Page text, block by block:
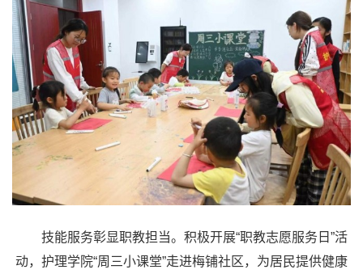
技能服务彰显职教担当。积极开展“职教志愿服务日”活
动，护理学院“周三小课堂”走进梅铺社区，为居民提供健康